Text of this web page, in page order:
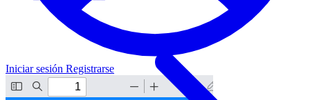
Iniciar sesión Registrarse